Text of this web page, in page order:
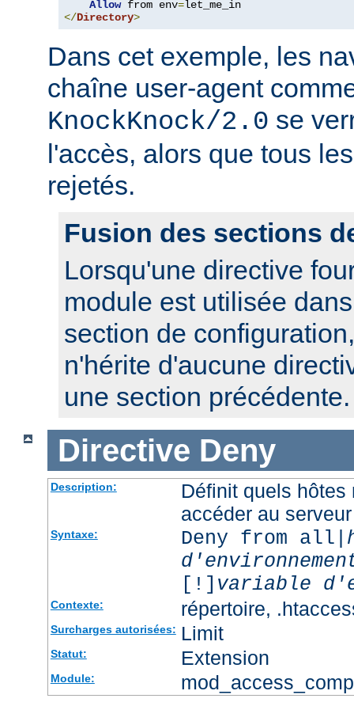
Allow from env=
</Directory>
Dans cet exemple, les
chaîne user-agent
KnockKnock/2.0 se
l'accès, alors que tous
rejetés.
Fusion des sections
Lorsqu'une directive
module est utilisée
section de
n'hérite d'aucune
une section précédente.
Directive Deny
Description:
Définit quels
accéder au serveur
Syntaxe: Deny from all|
[!] variable
Contexte: répertoire,
Surcharges autorisées: Limit
Statut: Extension
Module: